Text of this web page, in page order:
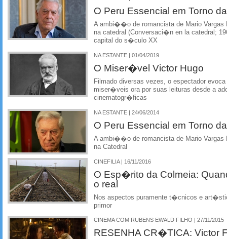
O Peru Essencial em Torno
A ambi��o de romancista de Mario
na catedral (Conversaci�n en la catedral;
capital do s�culo XX
NA ESTANTE | 01/04/2019
O Miser�vel Victor Hugo
Filmado diversas vezes, o espectador
miser�veis ora por suas leituras desde a
cinematogr�ficas
NA ESTANTE | 24/06/2014
O Peru Essencial em Torno
A ambi��o de romancista de Mario
na Catedral
CINEFILIA | 16/11/2016
O Esp�rito da Colmeia:
o real
Nos aspectos puramente t�cnicos e
primor
CINEMA COM RUBENS EWALD FILHO | 27/11/2015
RESENHA CR�TICA: Victor